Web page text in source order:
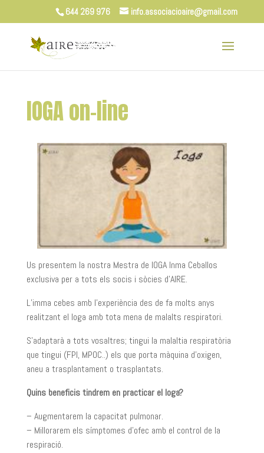
644 269 976 info.associacioaire@gmail.com
IOGA on-line
Us presentem la nostra Mestra de IOGA Inma Ceballos
exclusiva per a tots els socis i sòcies d’AIRE.
L’imma cebes amb l’experiència des de fa molts anys
realitzant el Ioga amb tota mena de malalts respiratori.
S’adaptarà a tots vosaltres; tingui la malaltia respiratòria
que tingui (FPI, MPOC..) els que porta màquina d’oxigen,
aneu a trasplantament o trasplantats.
Quins beneficis tindrem en practicar el Ioga?
– Augmentarem la capacitat pulmonar.
– Millorarem els símptomes d’ofec amb el control de la
respiració.